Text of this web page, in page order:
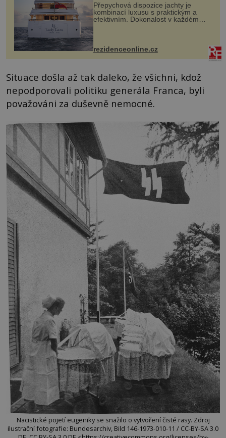
Přepychová dispozice jachty je
kombinací luxusu s praktickým a
efektivním. Dokonalost v každém
detailu představuje značka Fendi
Casa, kterou byly vybaveny její
paluby. Monacký přístav nabízí
každoročn...
rezidenceonline.cz
Situace došla až tak daleko, že všichni, kdož
nepodporovali politiku generála Franca, byli
považováni za duševně nemocné.
Nacistické pojetí eugeniky se snažilo o vytvoření čisté rasy. Zdroj
ilustrační fotografie: Bundesarchiv, Bild 146-1973-010-11 / CC-BY-SA 3.0